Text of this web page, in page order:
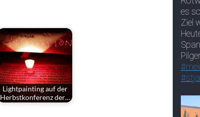
Lightpainting auf der
Herbstkonferenz der…